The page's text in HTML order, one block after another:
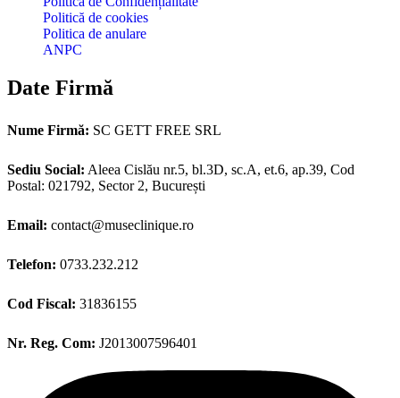
Politică de cookies
Politica de anulare
ANPC
Date Firmă
Nume Firmă: SC GETT FREE SRL
Sediu Social: Aleea Cislău nr.5, bl.3D, sc.A, et.6, ap.39, Cod
Postal: 021792, Sector 2, București
Email: contact@museclinique.ro
Telefon: 0733.232.212
Cod Fiscal: 31836155
Nr. Reg. Com: J2013007596401